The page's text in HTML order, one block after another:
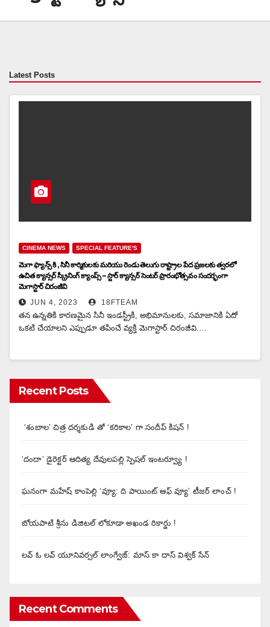
Latest Posts
CINEMA NEWS SPECIAL FEATURE'S
మెగా ఫ్యాన్స్‌ కి , సినీ కార్మికుల‌కు మరియు రెండు తెలుగు రాష్ట్రాల పేద ప్ర‌జ‌ల‌కు త్వరలో
ఉచిత క్యాన్స‌ర్ స్క్రీనింగ్ క్యాంప్స్ – స్టార్‌ క్యాన్స‌ర్ సెంట‌ర్ ప్రారంభోత్స‌వం సంద‌ర్భంగా
మెగాస్టార్ చిరంజీవి
JUN 4, 2023 18FTEAM
త‌న‌ ఉన్న‌తికి కార‌ణ‌మైన సినీ ఇండ‌స్ట్రీకి, అభిమానుల‌కు, స‌మాజానికి ఏదో
ఒక‌టి చేయాల‌ని ఎప్పుడూ త‌పించే వ్య‌క్తి మెగాస్టార్ చిరంజీవి.…
Recent Posts
‘శంబాల’ చిత్ర దర్శకుడి తో ‘కరికాల’ గా సందీప్ కిషన్ !
‘దందా’ డైరెక్ట‌ర్ ఆదిత్య దేవులపల్లి స్పెషల్ ఇంటర్వ్యూ !
ఘనంగా మహేష్ కాంపెల్లి ‘వ్యూ: ది పాయింట్ ఆఫ్ వ్యూ’ టీజర్ లాంచ్ !
బోయపాటి శ్రీను డిజిటల్‌ లోకూడా అఖండ రికార్డు !
లవ్ ఓ లవ్ యూనివర్సల్ లాంగ్వేజ్‌: మాస్ కా దాస్ విశ్వక్ సేన్
Recent Comments